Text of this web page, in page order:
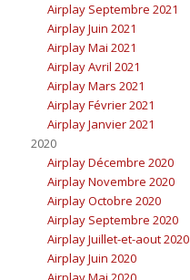
Airplay Septembre 2021
Airplay Juin 2021
Airplay Mai 2021
Airplay Avril 2021
Airplay Mars 2021
Airplay Février 2021
Airplay Janvier 2021
2020
Airplay Décembre 2020
Airplay Novembre 2020
Airplay Octobre 2020
Airplay Septembre 2020
Airplay Juillet-et-aout 2020
Airplay Juin 2020